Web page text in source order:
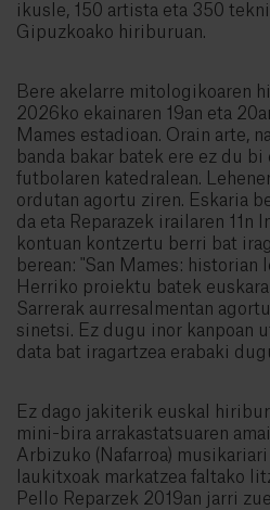
ikusle, 150 artista eta 350
Gipuzkoako hiriburuan.
Bere akelarre mitologikoaren
2026ko ekainaren 19an eta
Mames estadioan. Orain arte,
banda bakar batek ere ez du
futbolaren katedralean.
ordutan agortu ziren. Eskaria
da eta Reparazek irailaren 11n
kontuan kontzertu berri bat
berean: "San Mames: historian
Herriko proiektu batek
Sarrerak aurresalmentan
sinetsi. Ez dugu inor kanpoan
data bat iragartzea erabaki
Ez dago jakiterik euskal
mini-bira arrakastatsuaren
Arbizuko (Nafarroa)
laukitxoak markatzea faltako
Pello Reparzek 2019an jarri